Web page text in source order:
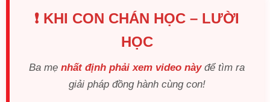
❗ KHI CON CHÁN HỌC – LƯỜI
HỌC
Ba mẹ nhất định phải xem video nàyđể tìm ra
giải pháp đồng hành cùng con!